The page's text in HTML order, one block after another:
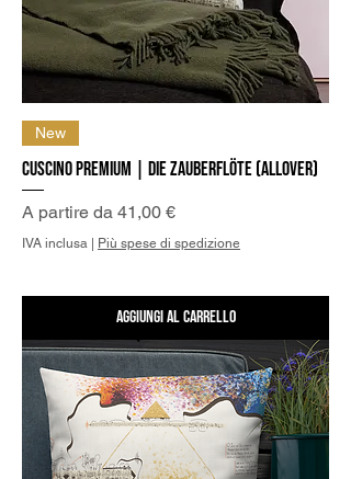
New
Cuscino Premium | Die Zauberflöte (allover)
A partire da 41,00 €
Prezzo scontato
IVA inclusa Più spese di spedizione
Aggiungi al carrello